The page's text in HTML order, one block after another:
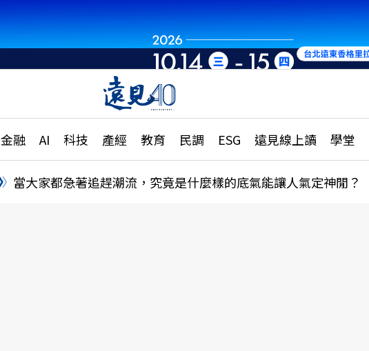
金融 AI 科技 產經 教育 民調 ESG 遠見線上讀 學堂
國際
特輯
大學升學、職涯攻略
縣市施政調查全解析
民調
更多訂閱方案
當大家都急著追趕潮流，究竟是什麼樣的底氣能讓人氣定神閒？